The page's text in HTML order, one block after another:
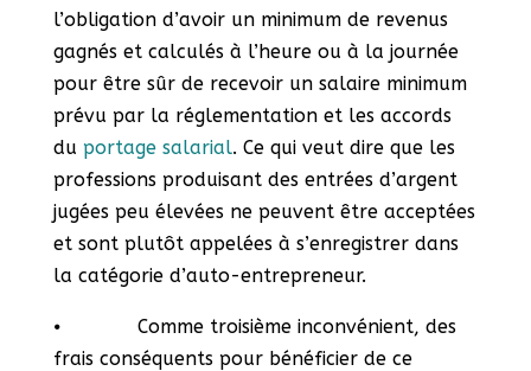
l’obligation d’avoir un minimum de revenus
gagnés et calculés à l’heure ou à la journée
pour être sûr de recevoir un salaire minimum
prévu par la réglementation et les accords
du portage salarial. Ce qui veut dire que les
professions produisant des entrées d’argent
jugées peu élevées ne peuvent être acceptées
et sont plutôt appelées à s’enregistrer dans
la catégorie d’auto-entrepreneur.
⦁ Comme troisième inconvénient, des
frais conséquents pour bénéficier de ce